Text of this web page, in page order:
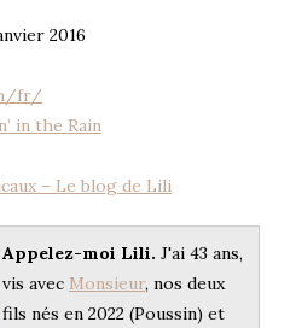
2016
fr/
in the Rain
– Le blog de Lili
Appelez-moi Lili. J'ai 43 ans,
vis avec Monsieur, nos deux
fils nés en 2022 (Poussin) et